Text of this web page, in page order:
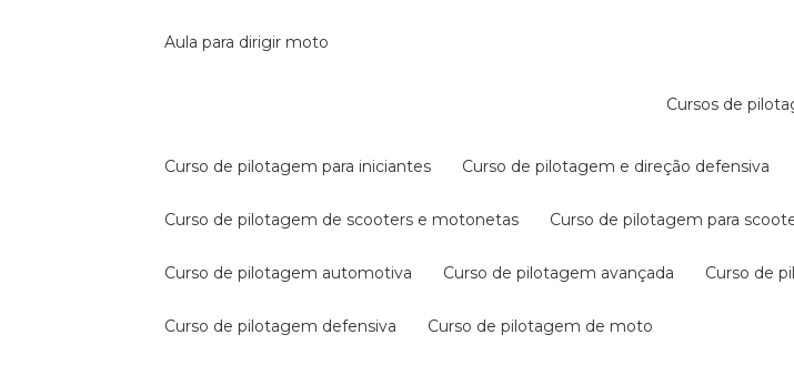
aula para dirigir moto
cursos de
curso de pilotagem para iniciantes curso de pilotagem e direção defensiva
curso de pilotagem de scooters e motonetas curso de pilotagem para
curso de pilotagem automotiva curso de pilotagem avançada curso de
curso de pilotagem defensiva curso de pilotagem de moto